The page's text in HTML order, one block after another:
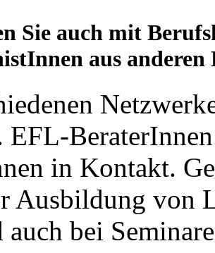
Sie auch mit
aus
in Kontakt.
Ausbildung von
bei